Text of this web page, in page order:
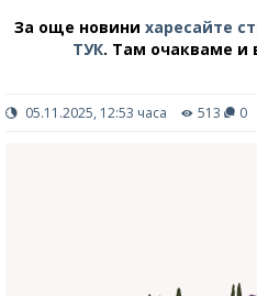
За още новини харесайте
ТУК. Там очакваме и
05.11.2025, 12:53 часа 513 0